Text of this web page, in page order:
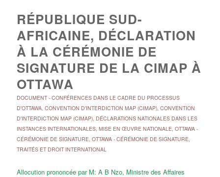
RÉPUBLIQUE SUD-
AFRICAINE, DÉCLARATION
À LA CÉRÉMONIE DE
SIGNATURE DE LA CIMAP À
OTTAWA
DOCUMENT- CONFÉRENCES DANS LE CADRE DU PROCESSUS
D'OTTAWA, CONVENTION D'INTERDICTION MAP (CIMAP), CONVENTION
D'INTERDICTION MAP (CIMAP), DÉCLARATIONS NATIONALES DANS LES
INSTANCES INTERNATIONALES, MISE EN ŒUVRE NATIONALE, OTTAWA -
CÉRÉMONIE DE SIGNATURE, OTTAWA - CÉRÉMONIE DE SIGNATURE,
TRAITÉS ET DROIT INTERNATIONAL
Allocution prononcée par M: A B Nzo, Ministre des Affaires